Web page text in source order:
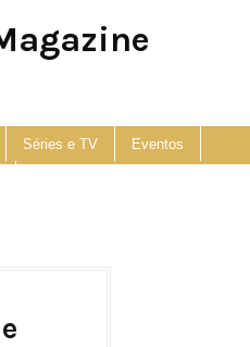
Séries e TV Eventos